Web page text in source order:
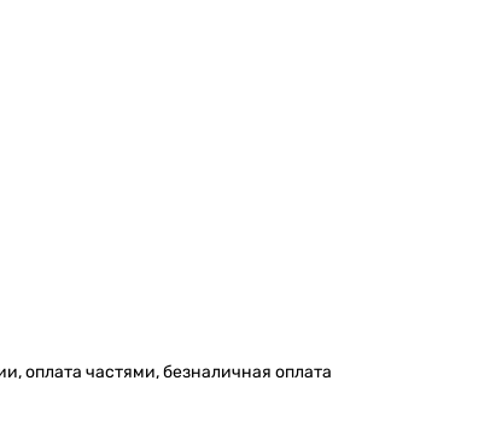
оплата частями, безналичная оплата